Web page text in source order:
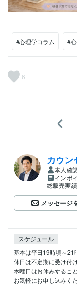
#心理学コラム #
6
カウン
本人確
インボ
総販売実績
メッセージ
スケジュール
基本は平日19時頃～21
休日は不定期に受け付
木曜日はお休みするこ
お気軽にお申し込みく